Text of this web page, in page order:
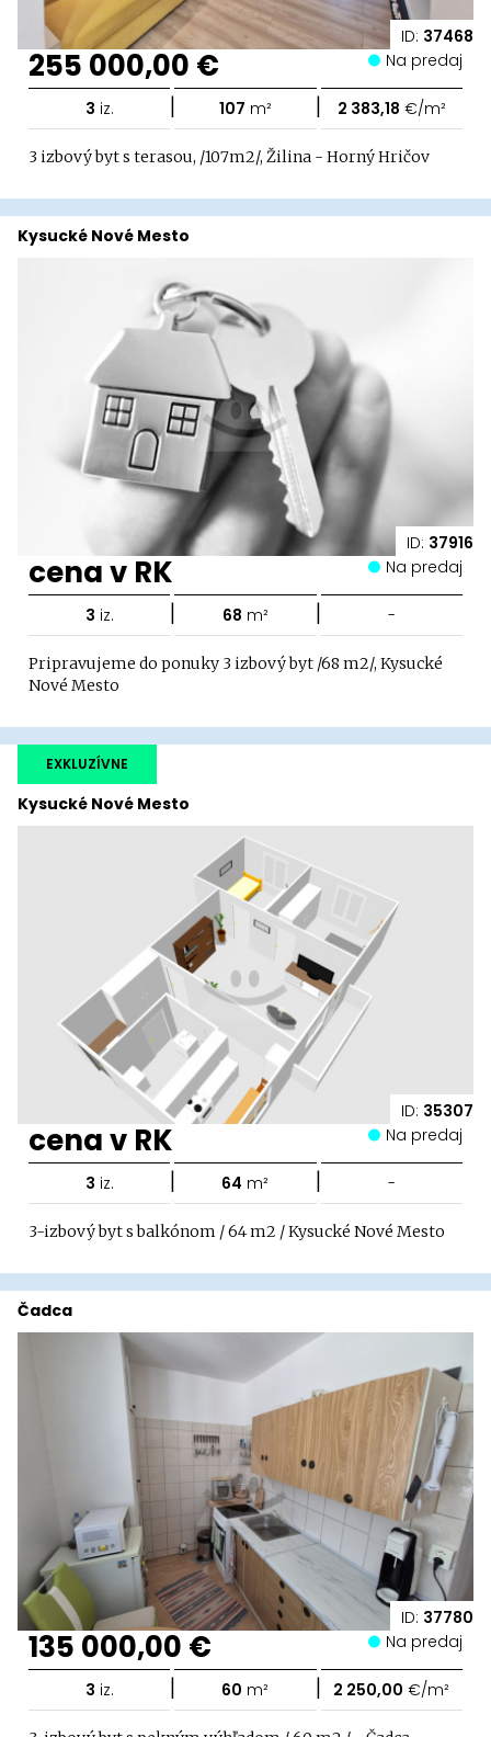
ID: 37468
255 000,00 € Na predaj
3 iz. | 107 m² | 2 383,18 €/m²
3 izbový byt s terasou, /107m2/, Žilina - Horný Hričov
ID: 37916
Kysucké Nové Mesto
cena v RK Na predaj
3 iz. | 68 m² | -
Pripravujeme do ponuky 3 izbový byt /68 m2/, Kysucké
Nové Mesto
ID: 35307
Kysucké Nové Mesto
EXKLUZÍVNE
cena v RK Na predaj
3 iz. | 64 m² | -
3-izbový byt s balkónom / 64 m2 / Kysucké Nové Mesto
ID: 37780
Čadca
135 000,00 € Na predaj
3 iz. | 60 m² | 2 250,00 €/m²